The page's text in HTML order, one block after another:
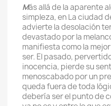
Más allá de la aparente
simpleza, en La ciudad
advierte la desolación
devastado por la
manifiesta como la
ser. El pasado,
inocencia, pierde su
menoscabado por un
queda fuera de toda
debería ser el punto de